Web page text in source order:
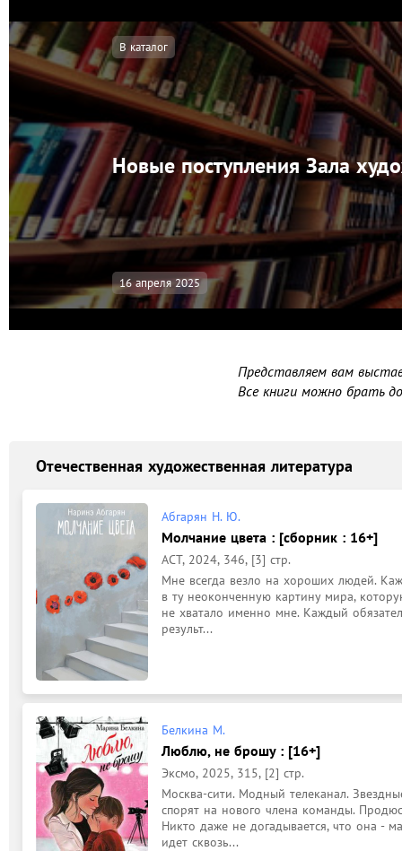
В каталог
Новые поступления Зала
16 апреля 2025
Представляем вам
Все книги можно брать
Отечественная художественная литература
Абгарян Н. Ю.
Молчание цвета : [сборник : 16+]
АСТ, 2024, 346, [3] стр.
Мне всегда везло на хороших людей.
в ту неоконченную картину мира,
не хватало именно мне. Каждый
результ...
Белкина М.
Люблю, не брошу : [16+]
Эксмо, 2025, 315, [2] стр.
Москва-сити. Модный телеканал.
спорят на нового члена команды.
Никто даже не догадывается, что она -
идет сквозь...